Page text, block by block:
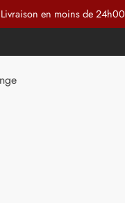
en moins de 24h00